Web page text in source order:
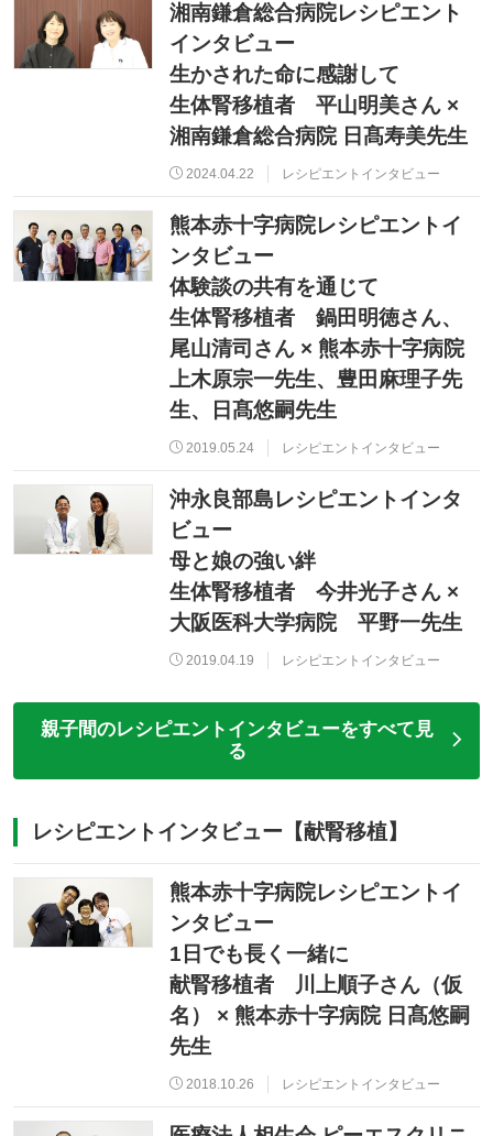
湘南鎌倉総合病院レシピエント
インタビュー
生かされた命に感謝して
生体腎移植者 平山明美さん ×
湘南鎌倉総合病院 日髙寿美先生
2024.04.22 レシピエントインタビュー
熊本赤十字病院レシピエントイ
ンタビュー
体験談の共有を通じて
生体腎移植者 鍋田明徳さん、
尾山清司さん × 熊本赤十字病院
上木原宗一先生、豊田麻理子先
生、日髙悠嗣先生
2019.05.24 レシピエントインタビュー
沖永良部島レシピエントインタ
ビュー
母と娘の強い絆
生体腎移植者 今井光子さん ×
大阪医科大学病院 平野一先生
2019.04.19 レシピエントインタビュー
親子間のレシピエントインタビューをすべて見
る
レシピエントインタビュー【献腎移植】
熊本赤十字病院レシピエントイ
ンタビュー
1日でも長く一緒に
献腎移植者 川上順子さん（仮
名） × 熊本赤十字病院 日髙悠嗣
先生
2018.10.26 レシピエントインタビュー